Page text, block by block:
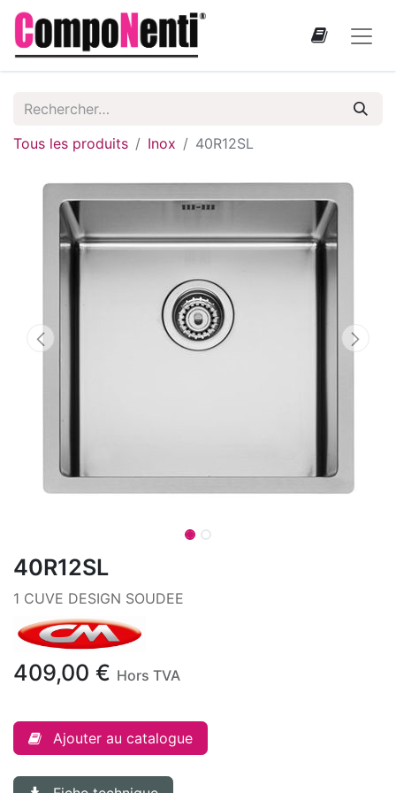
Tous les produits Inox 40R12SL
40R12SL
1 CUVE DESIGN SOUDEE
409,00 € Hors TVA
Ajouter au catalogue